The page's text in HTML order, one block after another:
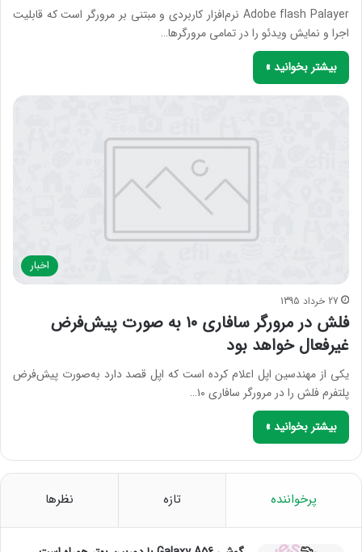
Adobe flash Palayer نرم‌افزار کاربردی و مبتنی بر مرورگر است که قابلیت
اجرا و نمایش ویدئو را در تمامی مرورگرها…
بیشتر بخوانید »
اخبار
27 خرداد 1395
فلش در مرورگر سافاری ۱۰ به صورت پیش‌فرض
غیرفعال خواهد بود
یکی از مهندسین اپل اعلام کرده است که اپل قصد دارد به‌صورت پیش‌فرض
پلتفرم فلش را در مرورگر سافاری ۱۰…
بیشتر بخوانید »
پرخواننده تازه نظرها